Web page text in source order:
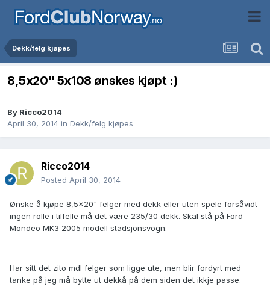
Dekk/felg kjøpes
8,5x20" 5x108 ønskes kjøpt :)
By Ricco2014
April 30, 2014 in Dekk/felg kjøpes
Ricco2014
Posted April 30, 2014
Ønske å kjøpe 8,5x20" felger med dekk eller uten spele forsåvidt
ingen rolle i tilfelle må det være 235/30 dekk. Skal stå på Ford
Mondeo MK3 2005 modell stadsjonsvogn.
Har sitt det zito mdl felger som ligge ute, men blir fordyrt med
tanke på jeg må bytte ut dekkå på dem siden det ikkje passe.